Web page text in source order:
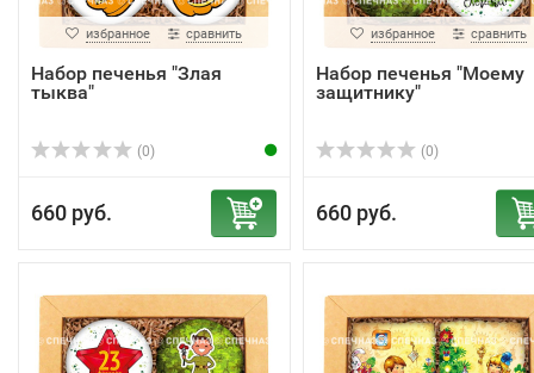
избранное сравнить
Набор печенья "Злая
тыква"
(0)
660 руб.
избранное сравнить
Набор печенья "Моему
защитнику"
(0)
660 руб.